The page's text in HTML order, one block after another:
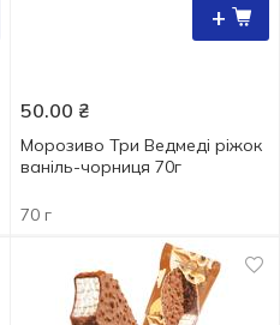
+
50.00 ₴
Морозиво Три Ведмеді ріжок
ваніль-чорниця 70г
70 г